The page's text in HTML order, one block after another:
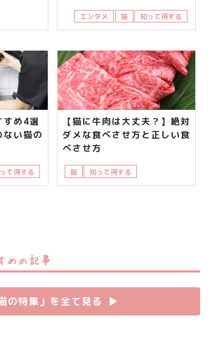
エンタメ 猫 知って得する
すめ4選
ない猫の
て得する
【猫に牛肉は大丈夫？】絶対
ダメな食べさせ方と正しい食
べさせ方
猫 知って得する
めの記事
の特集」を全て見る ▶︎